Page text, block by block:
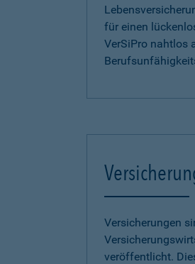
für einen
VerSiPro nahtlos
Versicherungen
veröffentlicht.